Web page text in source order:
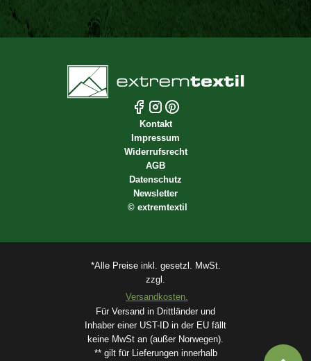
Kontakt
Impressum
Widerrufsrecht
AGB
Datenschutz
Newsletter
© extremtextil
*Alle Preise inkl. gesetzl. MwSt.
zzgl.
Versandkosten.
Für Versand in Drittländer und
Inhaber einer UST-ID in der EU fällt
keine MwSt an (außer Norwegen).
** gilt für Lieferungen innerhalb